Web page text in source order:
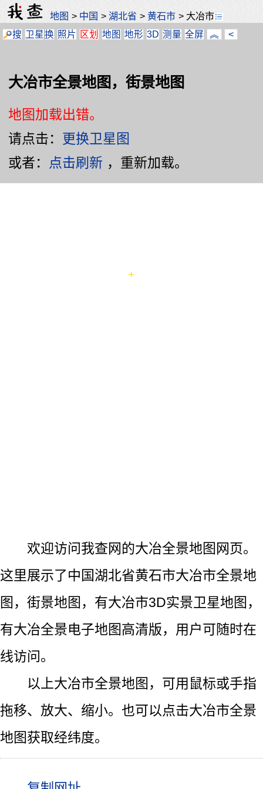
地图 > 中国 >湖北省 >黄石市 > 大冶市
搜 卫星换 照片 区划 地图 地形 3D 测量 全屏 ︽ <
大冶市全景地图，街景地图
地图加载出错。
请点击： 更换卫星图
或者： 点击刷新 ，重新加载。
欢迎访问我查网的大冶全景地图网页。
这里展示了中国湖北省黄石市大冶市全景地
图，街景地图，有大冶市3D实景卫星地图，
有大冶全景电子地图高清版，用户可随时在
线访问。
以上大冶市全景地图，可用鼠标或手指
拖移、放大、缩小。也可以点击大冶市全景
地图获取经纬度。